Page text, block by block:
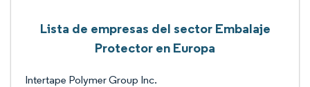
Lista de empresas del sector Embalaje
Protector en Europa
Intertape Polymer Group Inc.